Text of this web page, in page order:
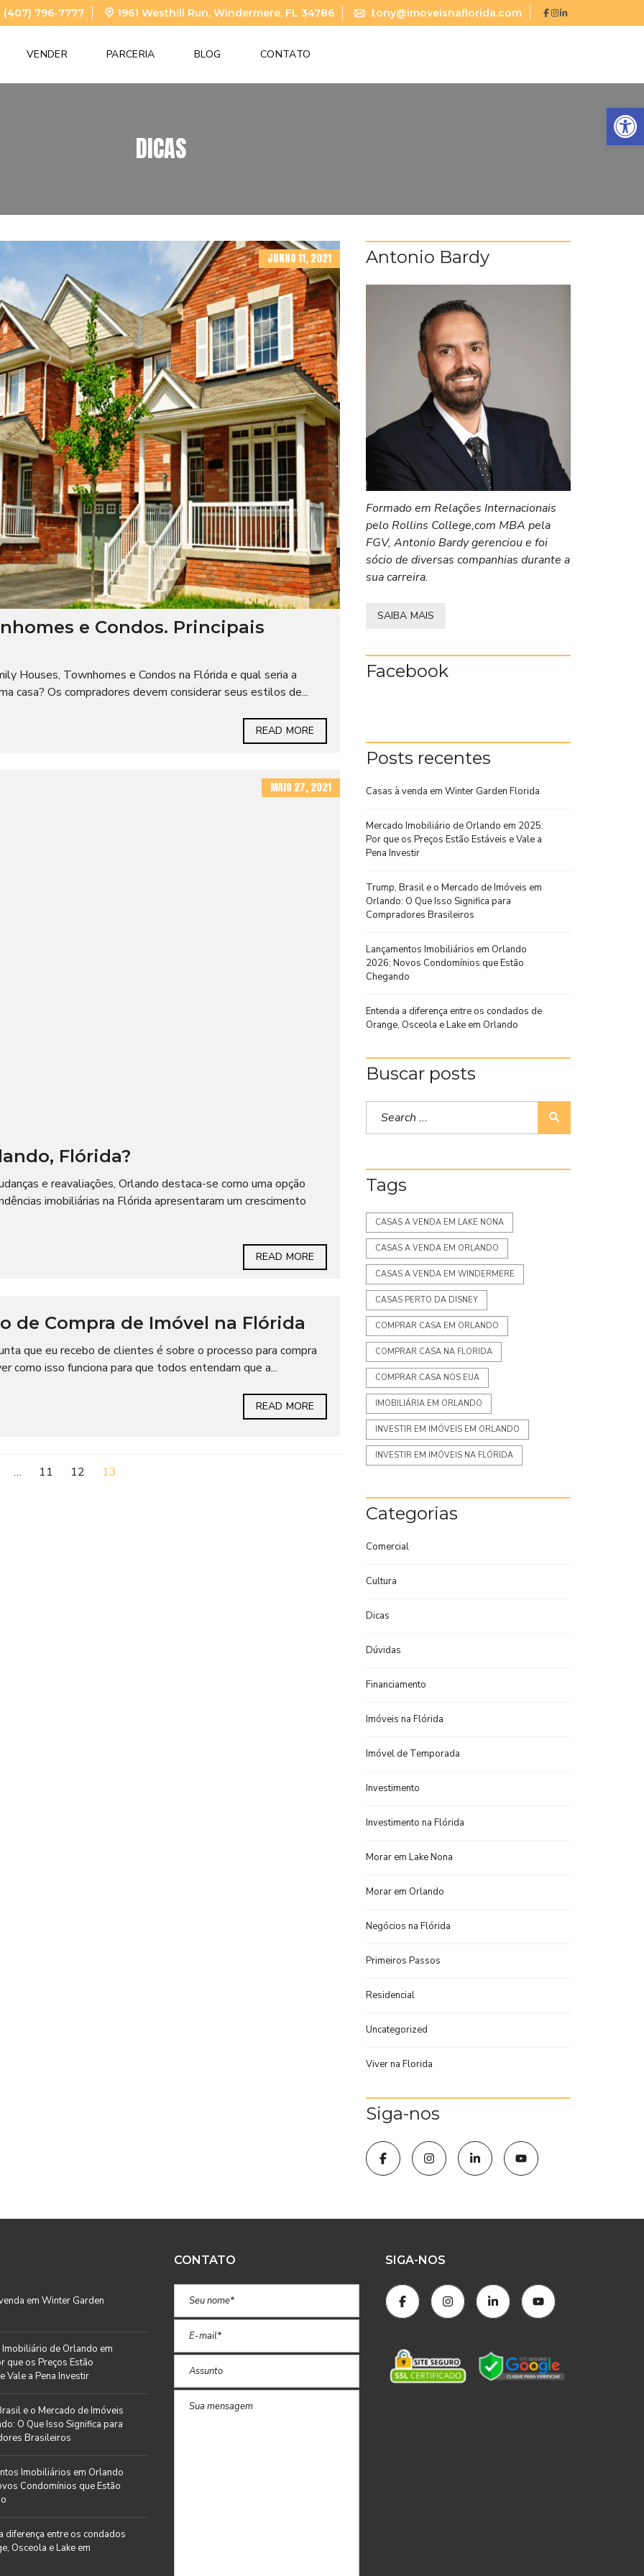
Abrir a barra de ferramentas
(407) 796-7777 1961 Westhill Run, Windermere, FL 34786 tony@imoveisnaflorida.com
VENDER PARCERIA BLOG CONTATO
DICAS
JUNHO 11, 2021
e Condos. Principais
Houses, Townhomes e Condos na Flórida e qual seria a
casa? Os compradores devem considerar seus estilos de...
READ MORE
MAIO 27, 2021
Flórida?
e reavaliações, Orlando destaca-se como uma opção
imobiliárias na Flórida apresentaram um crescimento
READ MORE
de Compra de Imóvel na Flórida
que eu recebo de clientes é sobre o processo para compra
como isso funciona para que todos entendam que a...
READ MORE
… 11 12 13
Antonio Bardy
Formado em Relações Internacionais
pelo Rollins College,com MBA pela
FGV, Antonio Bardy gerenciou e foi
sócio de diversas companhias durante a
sua carreira.
SAIBA MAIS
Facebook
Posts recentes
Casas à venda em Winter Garden Florida
Mercado Imobiliário de Orlando em 2025:
Por que os Preços Estão Estáveis e Vale a
Pena Investir
Trump, Brasil e o Mercado de Imóveis em
Orlando: O Que Isso Significa para
Compradores Brasileiros
Lançamentos Imobiliários em Orlando
2026: Novos Condomínios que Estão
Chegando
Entenda a diferença entre os condados de
Orange, Osceola e Lake em Orlando
Buscar posts
Tags
CASAS A VENDA EM LAKE NONA
CASAS A VENDA EM ORLANDO
CASAS A VENDA EM WINDERMERE
CASAS PERTO DA DISNEY
COMPRAR CASA EM ORLANDO
COMPRAR CASA NA FLORIDA
COMPRAR CASA NOS EUA
IMOBILIÁRIA EM ORLANDO
INVESTIR EM IMÓVEIS EM ORLANDO
INVESTIR EM IMÓVEIS NA FLÓRIDA
Categorias
Comercial
Cultura
Dicas
Dúvidas
Financiamento
Imóveis na Flórida
Imóvel de Temporada
Investimento
Investimento na Flórida
Morar em Lake Nona
Morar em Orlando
Negócios na Flórida
Primeiros Passos
Residencial
Uncategorized
Viver na Florida
Siga-nos
em Winter Garden
de Orlando em
que os Preços Estão
Vale a Pena Investir
e o Mercado de Imóveis
O Que Isso Significa para
Brasileiros
Imobiliários em Orlando
Condomínios que Estão
diferença entre os condados
Osceola e Lake em
CONTATO SIGA-NOS